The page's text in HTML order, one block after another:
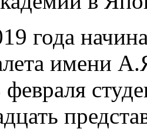
года
имени
февраля